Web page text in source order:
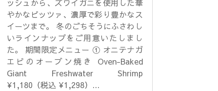
ッシュから、ズワイガニを使用した華
やかなピッツァ、濃厚で彩り豊かなス
イーツまで。 冬のごちそうにふさわし
いラインナップをご用意いたしまし
た。 期間限定メニュー ① オニテナガ
エビのオーブン焼き Oven-Baked
Giant Freshwater Shrimp
¥1,180（税込 ¥1,298）...